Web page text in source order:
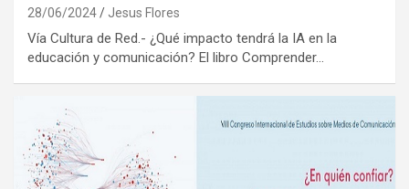
28/06/2024 Jesus Flores
Vía Cultura de Red.- ¿Qué impacto tendrá la IA en la
educación y comunicación? El libro Comprender…